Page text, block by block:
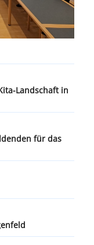
Landschaft in
für das